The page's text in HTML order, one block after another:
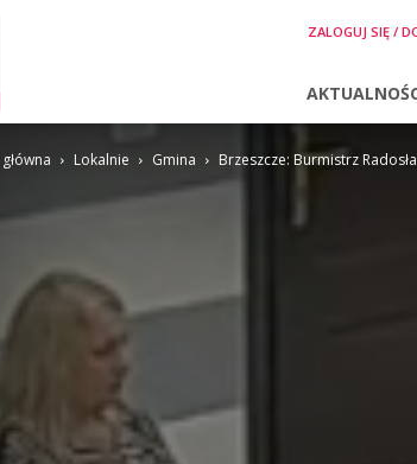
ZALOGUJ SIĘ /
Lokalnie Gmina Brzeszcze: Burmistrz